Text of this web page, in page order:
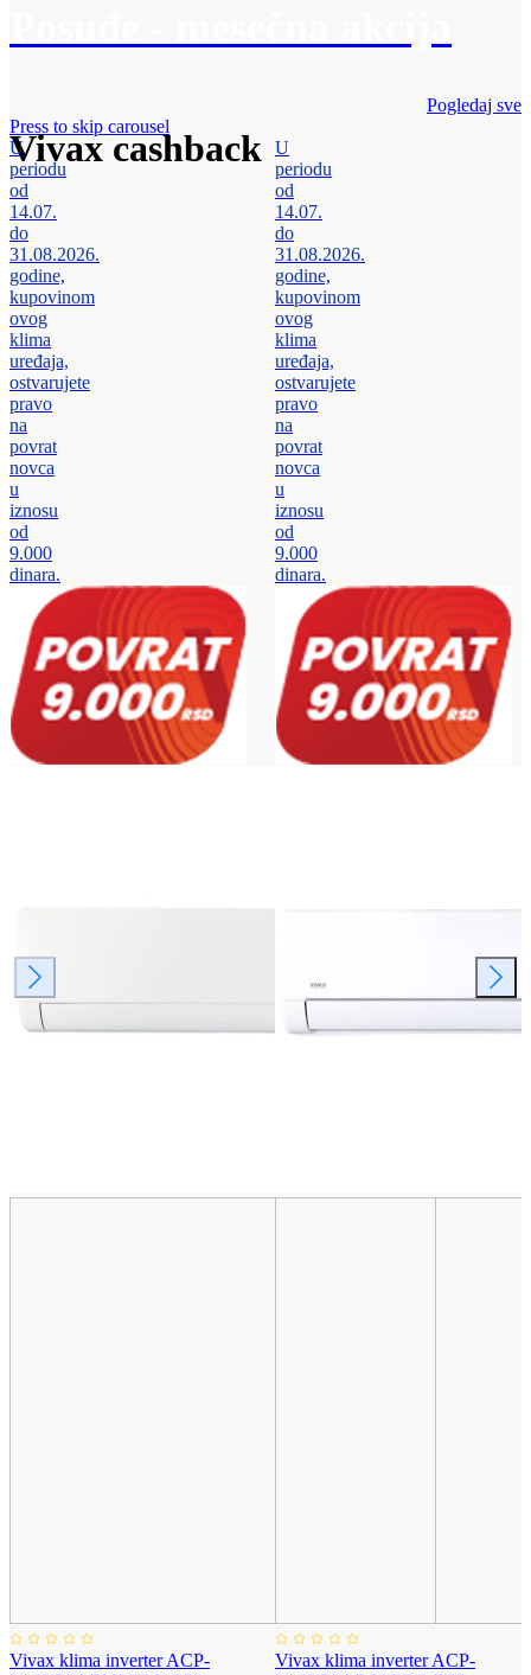
Vivax cashback
Pogledaj sve
Press to skip carousel
U
periodu
od
14.07.
do
31.08.2026.
godine,
kupovinom
ovog
klima
uređaja,
ostvarujete
pravo
na
povrat
novca
u
iznosu
od
9.000
dinara.
Vivax klima inverter ACP-
U
periodu
od
14.07.
do
31.08.2026.
godine,
kupovinom
ovog
klima
uređaja,
ostvarujete
pravo
na
povrat
novca
u
iznosu
od
9.000
dinara.
Vivax klima inverter ACP-